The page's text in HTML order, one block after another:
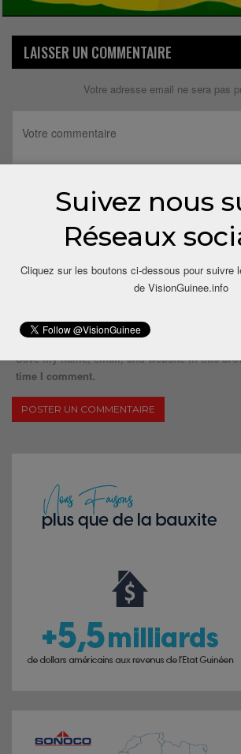
LAISSER UN COMMENTAIRE
Votre adresse email ne sera pas
Save my name, email, and website in this
time I comment.
Suivez nous
Réseaux
Cliquez sur les boutons ci-dessous pour suivre
de VisionGuinee.info